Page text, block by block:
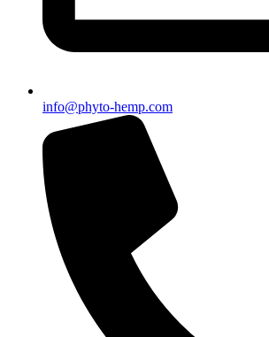
info@phyto-hemp.com